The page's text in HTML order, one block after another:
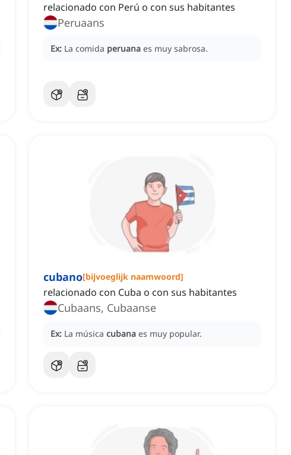
relacionado con Perú o con sus habitantes
Peruaans
Ex: La comida peruana es muy sabrosa.
cubano[bijvoeglijk naamwoord]
relacionado con Cuba o con sus habitantes
Cubaans, Cubaanse
Ex: La música cubana es muy popular.